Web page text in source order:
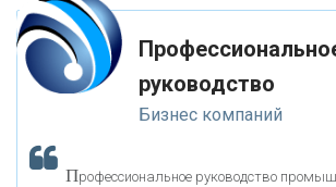
«РОСЕВРОБАНК»
«ПРЕСС-СЛУЖБА ВТБ24»
«АВТОГРАДБАНК»
мимо ушей. Он никогда не бывает полезен никому,
-- Люблю давать советы и очень не люблю,
руководство
Бизнес компаний
Профессиональное руководство